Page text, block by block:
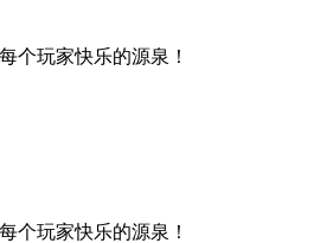
个玩家快乐的源泉！
个玩家快乐的源泉！